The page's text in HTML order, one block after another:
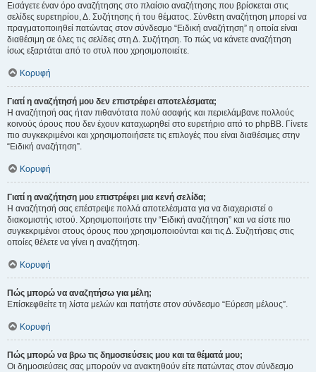
Εισάγετε έναν όρο αναζήτησης στο πλαίσιο αναζήτησης που βρίσκεται στις
σελίδες ευρετηρίου, Δ. Συζήτησης ή του θέματος. Σύνθετη αναζήτηση μπορεί να
πραγματοποιηθεί πατώντας στον σύνδεσμο “Ειδική αναζήτηση” η οποία είναι
διαθέσιμη σε όλες τις σελίδες στη Δ. Συζήτηση. Το πώς να κάνετε αναζήτηση
ίσως εξαρτάται από το στυλ που χρησιμοποιείτε.
Κορυφή
Γιατί η αναζήτησή μου δεν επιστρέφει αποτελέσματα;
Η αναζήτησή σας ήταν πιθανότατα πολύ ασαφής και περιελάμβανε πολλούς
κοινούς όρους που δεν έχουν καταχωρηθεί στο ευρετήριο από το phpBB. Γίνετε
πιο συγκεκριμένοι και χρησιμοποιήσετε τις επιλογές που είναι διαθέσιμες στην
“Ειδική αναζήτηση”.
Κορυφή
Γιατί η αναζήτηση μου επιστρέφει μια κενή σελίδα;
Η αναζήτησή σας επέστρεψε πολλά αποτελέσματα για να διαχειριστεί ο
διακομιστής ιστού. Χρησιμοποιήστε την “Ειδική αναζήτηση” και να είστε πιο
συγκεκριμένοι στους όρους που χρησιμοποιούνται και τις Δ. Συζητήσεις στις
οποίες θέλετε να γίνει η αναζήτηση.
Κορυφή
Πώς μπορώ να αναζητήσω για μέλη;
Επίσκεφθείτε τη λίστα μελών και πατήστε στον σύνδεσμο “Εύρεση μέλους”.
Κορυφή
Πώς μπορώ να βρω τις δημοσιεύσεις μου και τα θέματά μου;
Οι δημοσιεύσεις σας μπορούν να ανακτηθούν είτε πατώντας στον σύνδεσμο